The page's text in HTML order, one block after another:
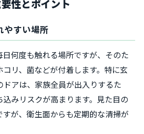
性とポイント
やすい場所
日何度も触れる場所ですが、そのた
リ、菌などが付着します。特に玄
アは、家族全員が出入りするた
みリスクが高まります。見た目の
が、衛生面からも定期的な清掃が